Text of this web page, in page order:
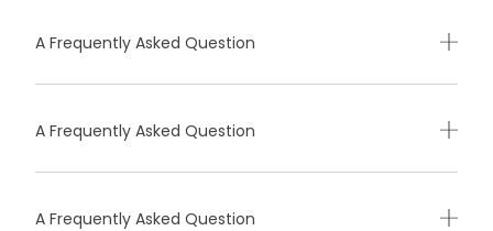
A Frequently Asked Question
A Frequently Asked Question
A Frequently Asked Question